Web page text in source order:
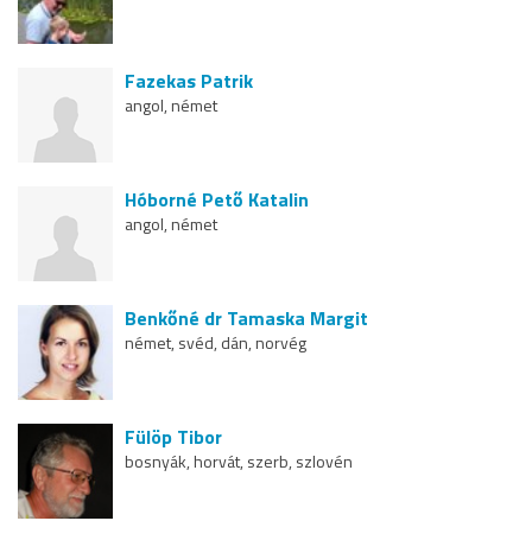
Fazekas Patrik
angol, német
Hóborné Pető Katalin
angol, német
Benkőné dr Tamaska Margit
német, svéd, dán, norvég
Fülöp Tibor
bosnyák, horvát, szerb, szlovén